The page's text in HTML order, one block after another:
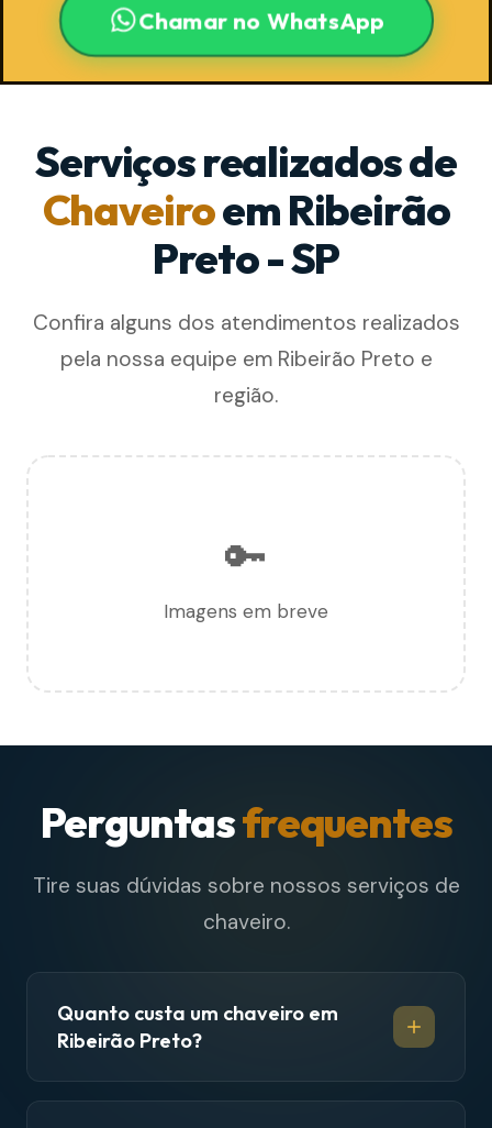
Chamar no WhatsApp
Serviços realizados de
Chaveiroem Ribeirão
Preto - SP
Confira alguns dos atendimentos realizados
pela nossa equipe em Ribeirão Preto e
região.
🔑
Imagens em breve
Perguntasfrequentes
Tire suas dúvidas sobre nossos serviços de
chaveiro.
Quanto custa um chaveiro em
Ribeirão Preto?